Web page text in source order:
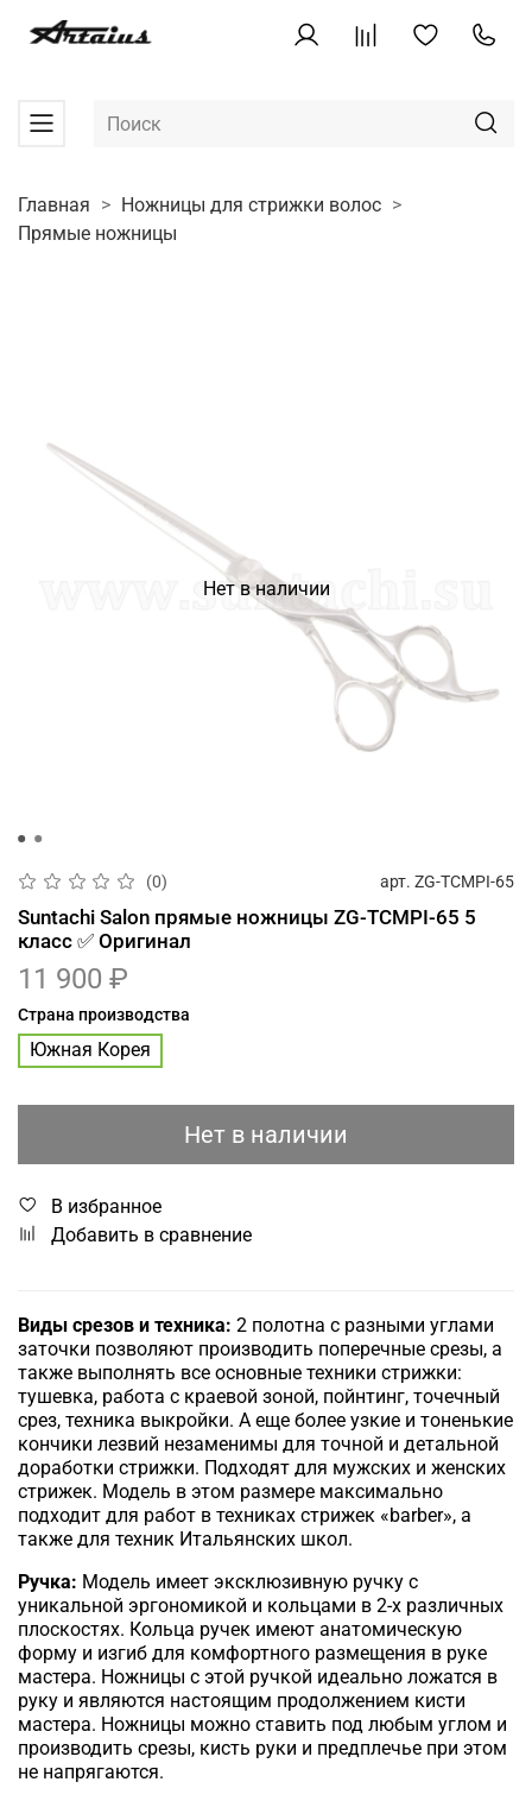
Главная
Ножницы для стрижки волос
Прямые ножницы
Нет в наличии
(0) арт. ZG-TCMPI-65
Suntachi Salon прямые ножницы ZG-TCMPI-65 5
класс ✅ Оригинал
11 900 ₽
Страна производства
Южная Корея
Нет в наличии
В избранное
Добавить в сравнение
Виды срезов и техника: 2 полотна с разными углами
заточки позволяют производить поперечные срезы, а
также выполнять все основные техники стрижки:
тушевка, работа с краевой зоной, пойнтинг, точечный
срез, техника выкройки. А еще более узкие и тоненькие
кончики лезвий незаменимы для точной и детальной
доработки стрижки. Подходят для мужских и женских
стрижек. Модель в этом размере максимально
подходит для работ в техниках стрижек «barber», а
также для техник Итальянских школ.
Ручка: Модель имеет эксклюзивную ручку с
уникальной эргономикой и кольцами в 2-х различных
плоскостях. Кольца ручек имеют анатомическую
форму и изгиб для комфортного размещения в руке
мастера. Ножницы с этой ручкой идеально ложатся в
руку и являются настоящим продолжением кисти
мастера. Ножницы можно ставить под любым углом и
производить срезы, кисть руки и предплечье при этом
не напрягаются.